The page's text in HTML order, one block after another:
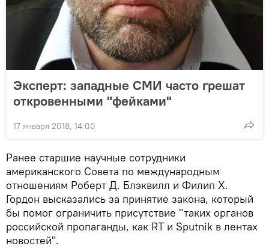
Эксперт: западные СМИ часто грешат
откровенными "фейками"
17 января 2018, 14:00
Ранее старшие научные сотрудники
американского Совета по международным
отношениям Роберт Д. Блэквилл и Филип Х.
Гордон высказались за принятие закона, который
бы помог ограничить присутствие "таких органов
российской пропаганды, как RT и Sputnik в лентах
новостей".